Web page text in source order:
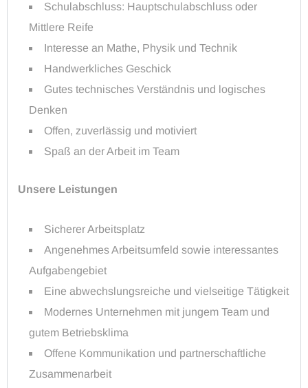
Schulabschluss: Hauptschulabschluss oder
Mittlere Reife
Interesse an Mathe, Physik und Technik
Handwerkliches Geschick
Gutes technisches Verständnis und logisches
Denken
Offen, zuverlässig und motiviert
Spaß an der Arbeit im Team
Unsere Leistungen
Sicherer Arbeitsplatz
Angenehmes Arbeitsumfeld sowie interessantes
Aufgabengebiet
Eine abwechslungsreiche und vielseitige Tätigkeit
Modernes Unternehmen mit jungem Team und
gutem Betriebsklima
Offene Kommunikation und partnerschaftliche
Zusammenarbeit